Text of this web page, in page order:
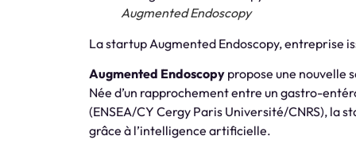
Augmented Endoscopy
La startup Augmented Endoscopy, entreprise
Augmented Endoscopy propose une nouvelle
Née d’un rapprochement entre un gastro-
(ENSEA/CY Cergy Paris Université/CNRS), la
grâce à l’intelligence artificielle.